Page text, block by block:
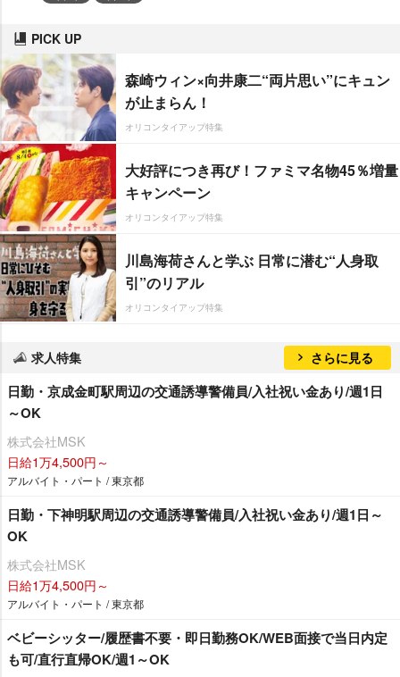
PICK UP
森崎ウィン×向井康二“両片思い”にキュン
が止まらん！
オリコンタイアップ特集
大好評につき再び！ファミマ名物45％増量
キャンペーン
オリコンタイアップ特集
川島海荷さんと学ぶ 日常に潜む“人身取
引”のリアル
オリコンタイアップ特集
求人特集 さらに見る
日勤・京成金町駅周辺の交通誘導警備員/入社祝い金あり/週1日
～OK
株式会社MSK
日給1万4,500円～
アルバイト・パート / 東京都
日勤・下神明駅周辺の交通誘導警備員/入社祝い金あり/週1日～
OK
株式会社MSK
日給1万4,500円～
アルバイト・パート / 東京都
ベビーシッター/履歴書不要・即日勤務OK/WEB面接で当日内定
も可/直行直帰OK/週1～OK